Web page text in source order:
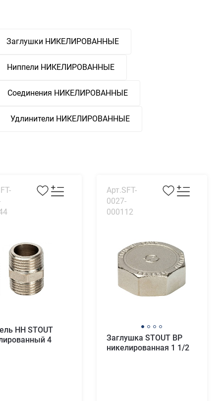
Заглушки НИКЕЛИРОВАННЫЕ
Ниппели НИКЕЛИРОВАННЫЕ
Соединения НИКЕЛИРОВАННЫЕ
Удлинители НИКЕЛИРОВАННЫЕ
HH STOUT
4
Арт.SFT-
0027-
000112
Заглушка STOUT ВР
никелированная 1 1/2